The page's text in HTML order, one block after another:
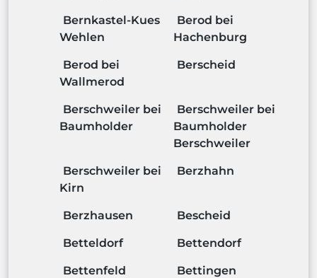
Bernkastel-Kues
Wehlen
Berod bei
Hachenburg
Berod bei
Wallmerod
Berscheid
Berschweiler bei
Baumholder
Berschweiler bei
Baumholder
Berschweiler
Berschweiler bei
Kirn
Berzhahn
Berzhausen Bescheid
Betteldorf Bettendorf
Bettenfeld Bettingen